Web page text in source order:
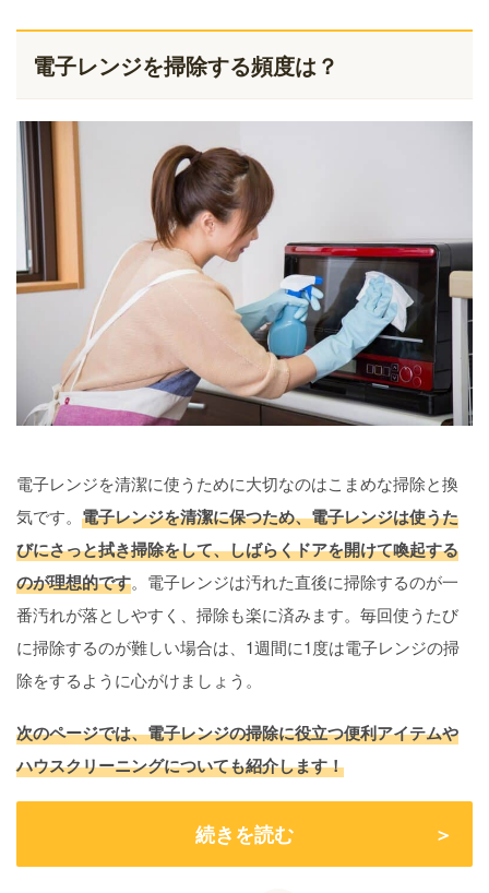
電子レンジを掃除する頻度は？
電子レンジを清潔に使うために大切なのはこまめな掃除と換
気です。 電子レンジを清潔に保つため、電子レンジは使うた
びにさっと拭き掃除をして、しばらくドアを開けて喚起する
のが理想的です。電子レンジは汚れた直後に掃除するのが一
番汚れが落としやすく、掃除も楽に済みます。毎回使うたび
に掃除するのが難しい場合は、1週間に1度は電子レンジの掃
除をするように心がけましょう。
次のページでは、電子レンジの掃除に役立つ便利アイテムや
ハウスクリーニングについても紹介します！
続きを読む